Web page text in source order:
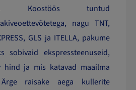
Koostöös tuntud
nagu TNT,
GLS ja ITELLA, pakume
sobivaid ekspressteenuseid,
hind ja mis katavad maailma
raisake aega kullerite